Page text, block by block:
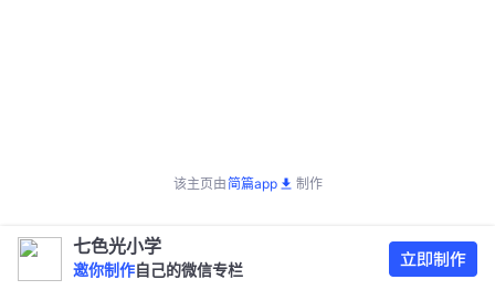
该主页由简篇app 制作
七色光小学
邀你制作 自己的微信专栏